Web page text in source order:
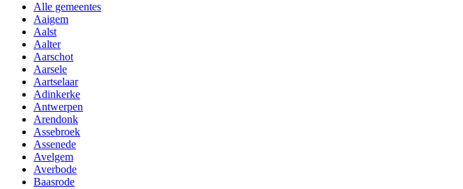
Alle gemeentes
Aaigem
Aalst
Aalter
Aarschot
Aarsele
Aartselaar
Adinkerke
Antwerpen
Arendonk
Assebroek
Assenede
Avelgem
Averbode
Baasrode